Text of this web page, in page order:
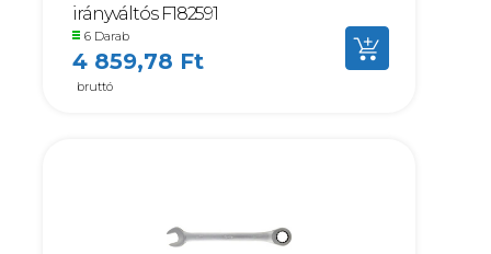
irányváltós F182591
6 Darab
4 859,78 Ft
bruttó